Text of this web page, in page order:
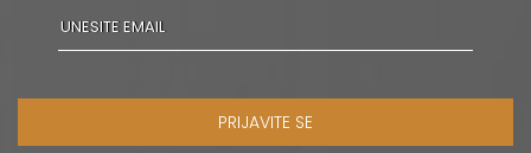
PRIJAVITE SE